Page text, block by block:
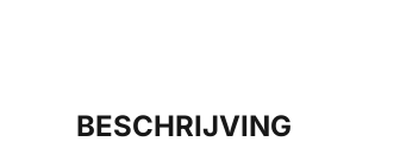
BESCHRIJVING